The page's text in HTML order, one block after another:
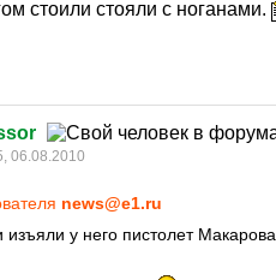
стоили стояли с ноганами.
06.08.2010
news@e1.ru
у него пистолет Макарова.